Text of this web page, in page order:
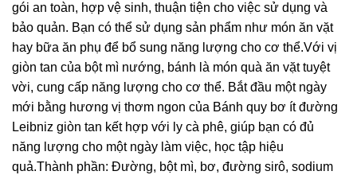
gói an toàn, hợp vệ sinh, thuận tiện cho việc sử dụng và
bảo quản. Bạn có thể sử dụng sản phẩm như món ăn vặt
hay bữa ăn phụ để bổ sung năng lượng cho cơ thể.Với vị
giòn tan của bột mì nướng, bánh là món quà ăn vặt tuyệt
vời, cung cấp năng lượng cho cơ thể. Bắt đầu một ngày
mới bằng hương vị thơm ngon của Bánh quy bơ ít đường
Leibniz giòn tan kết hợp với ly cà phê, giúp bạn có đủ
năng lượng cho một ngày làm việc, học tập hiệu
quả.Thành phần: Đường, bột mì, bơ, đường sirô, sodium